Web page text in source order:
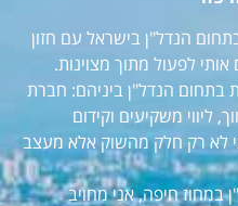
בתחום הנדל"ן בישראל עם חזון
לפעול מתוך מצוינות.
בתחום הנדל"ן ביניהם: חברת
ליווי משקיעים וקידום
לא רק חלק מהשוק אלא מעצב
במחוז חיפה, אני מחויב